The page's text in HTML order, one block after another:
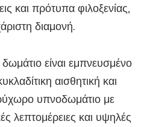
και πρότυπα φιλοξενίας,
διαμονή.
είναι εμπνευσμένο
αισθητική και
υπνοδωμάτιο με
λεπτομέρειες και υψηλές